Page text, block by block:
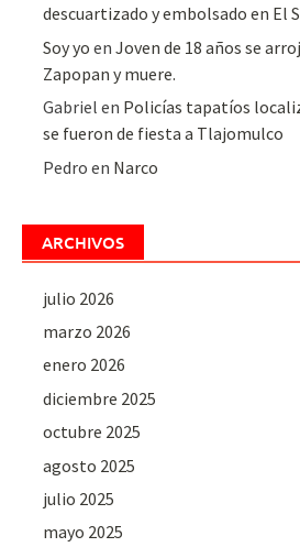
descuartizado y embolsado en El
Soy yo enJoven de 18 años se
Zapopan y muere.
Gabriel en Policías tapatíos
se fueron de fiesta a Tlajomulco
Pedro en Narco
ARCHIVOS
julio 2026
marzo 2026
enero 2026
diciembre 2025
octubre 2025
agosto 2025
julio 2025
mayo 2025